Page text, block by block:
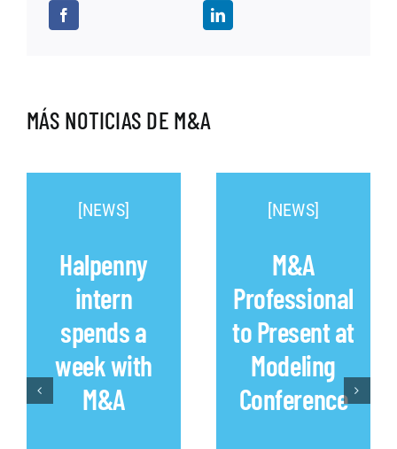
MÁS NOTICIAS DE M&A
[NEWS]
Halpenny
intern
spends a
week with
M&A
[NEWS]
M&A
Professional
to Present at
Modeling
Conference